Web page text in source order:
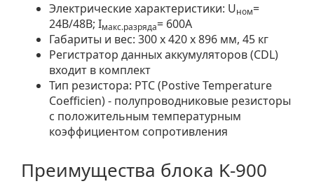
Электрические характеристики: Uном=
24В/48В; Iмакс.разряда= 600A
Габариты и вес: 300 x 420 x 896 мм, 45 кг
Регистратор данных аккумуляторов (CDL)
входит в комплект
Тип резистора: PTC (Postive Temperature
Coefficien) - полупроводниковые резисторы
с положительным температурным
коэффициентом сопротивления
Преимущества блока K-900